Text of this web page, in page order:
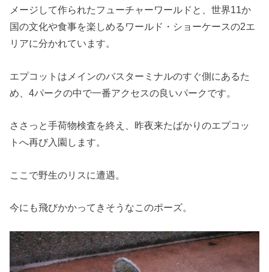
メージして作られたフューチャーワールドと、世界11か
国の文化や食事を楽しめるワールド・ショーケースの2エ
リアに分かれています。
エプコットはメインのバスターミナルのすぐ側にあるた
め、4パークの中で一番アクセスの良いパークです。
ささっと手荷物検査を終え、昨夜来たばかりのエプコッ
トへ再び入園します。
ここで野生のリスに遭遇。
今にも飛びかかってきそうなこのポーズ。